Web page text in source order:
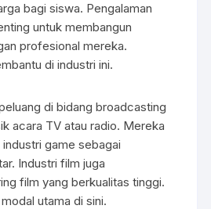
bagi siswa. Pengalaman
untuk membangun
profesional mereka.
di industri ini.
di bidang broadcasting
acara TV atau radio. Mereka
game sebagai
Industri film juga
film yang berkualitas tinggi.
utama di sini.